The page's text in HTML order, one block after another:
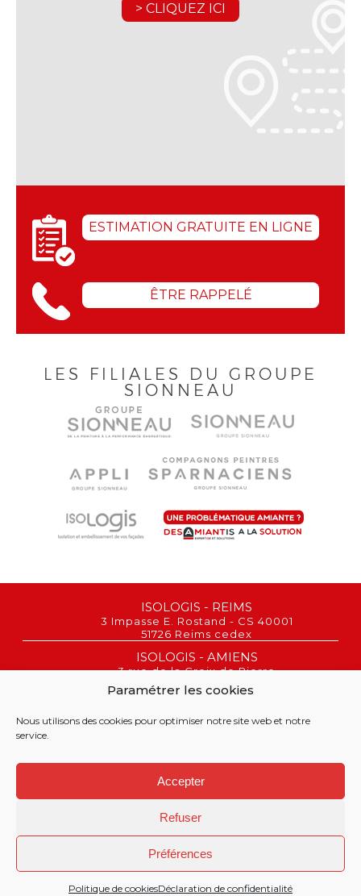
Paramétrer les cookies
Nous utilisons des cookies pour optimiser notre site web et notre
service.
Accepter
Refuser
Préférences
Politique de cookiesDéclaration de confidentialité
> CLIQUEZ ICI
ESTIMATION GRATUITE EN LIGNE
ÊTRE RAPPELÉ
LES FILIALES DU GROUPE
SIONNEAU
ISOLOGIS - REIMS
3 Impasse E. Rostand - CS 40001
51726 Reims cedex
ISOLOGIS - AMIENS
3 rue de la Croix de Pierre
80080 Amiens
AMIENS : 03 26 22 43 03
©
Mentions légales
Politique de confidentialité
Politique de cookies (UE)